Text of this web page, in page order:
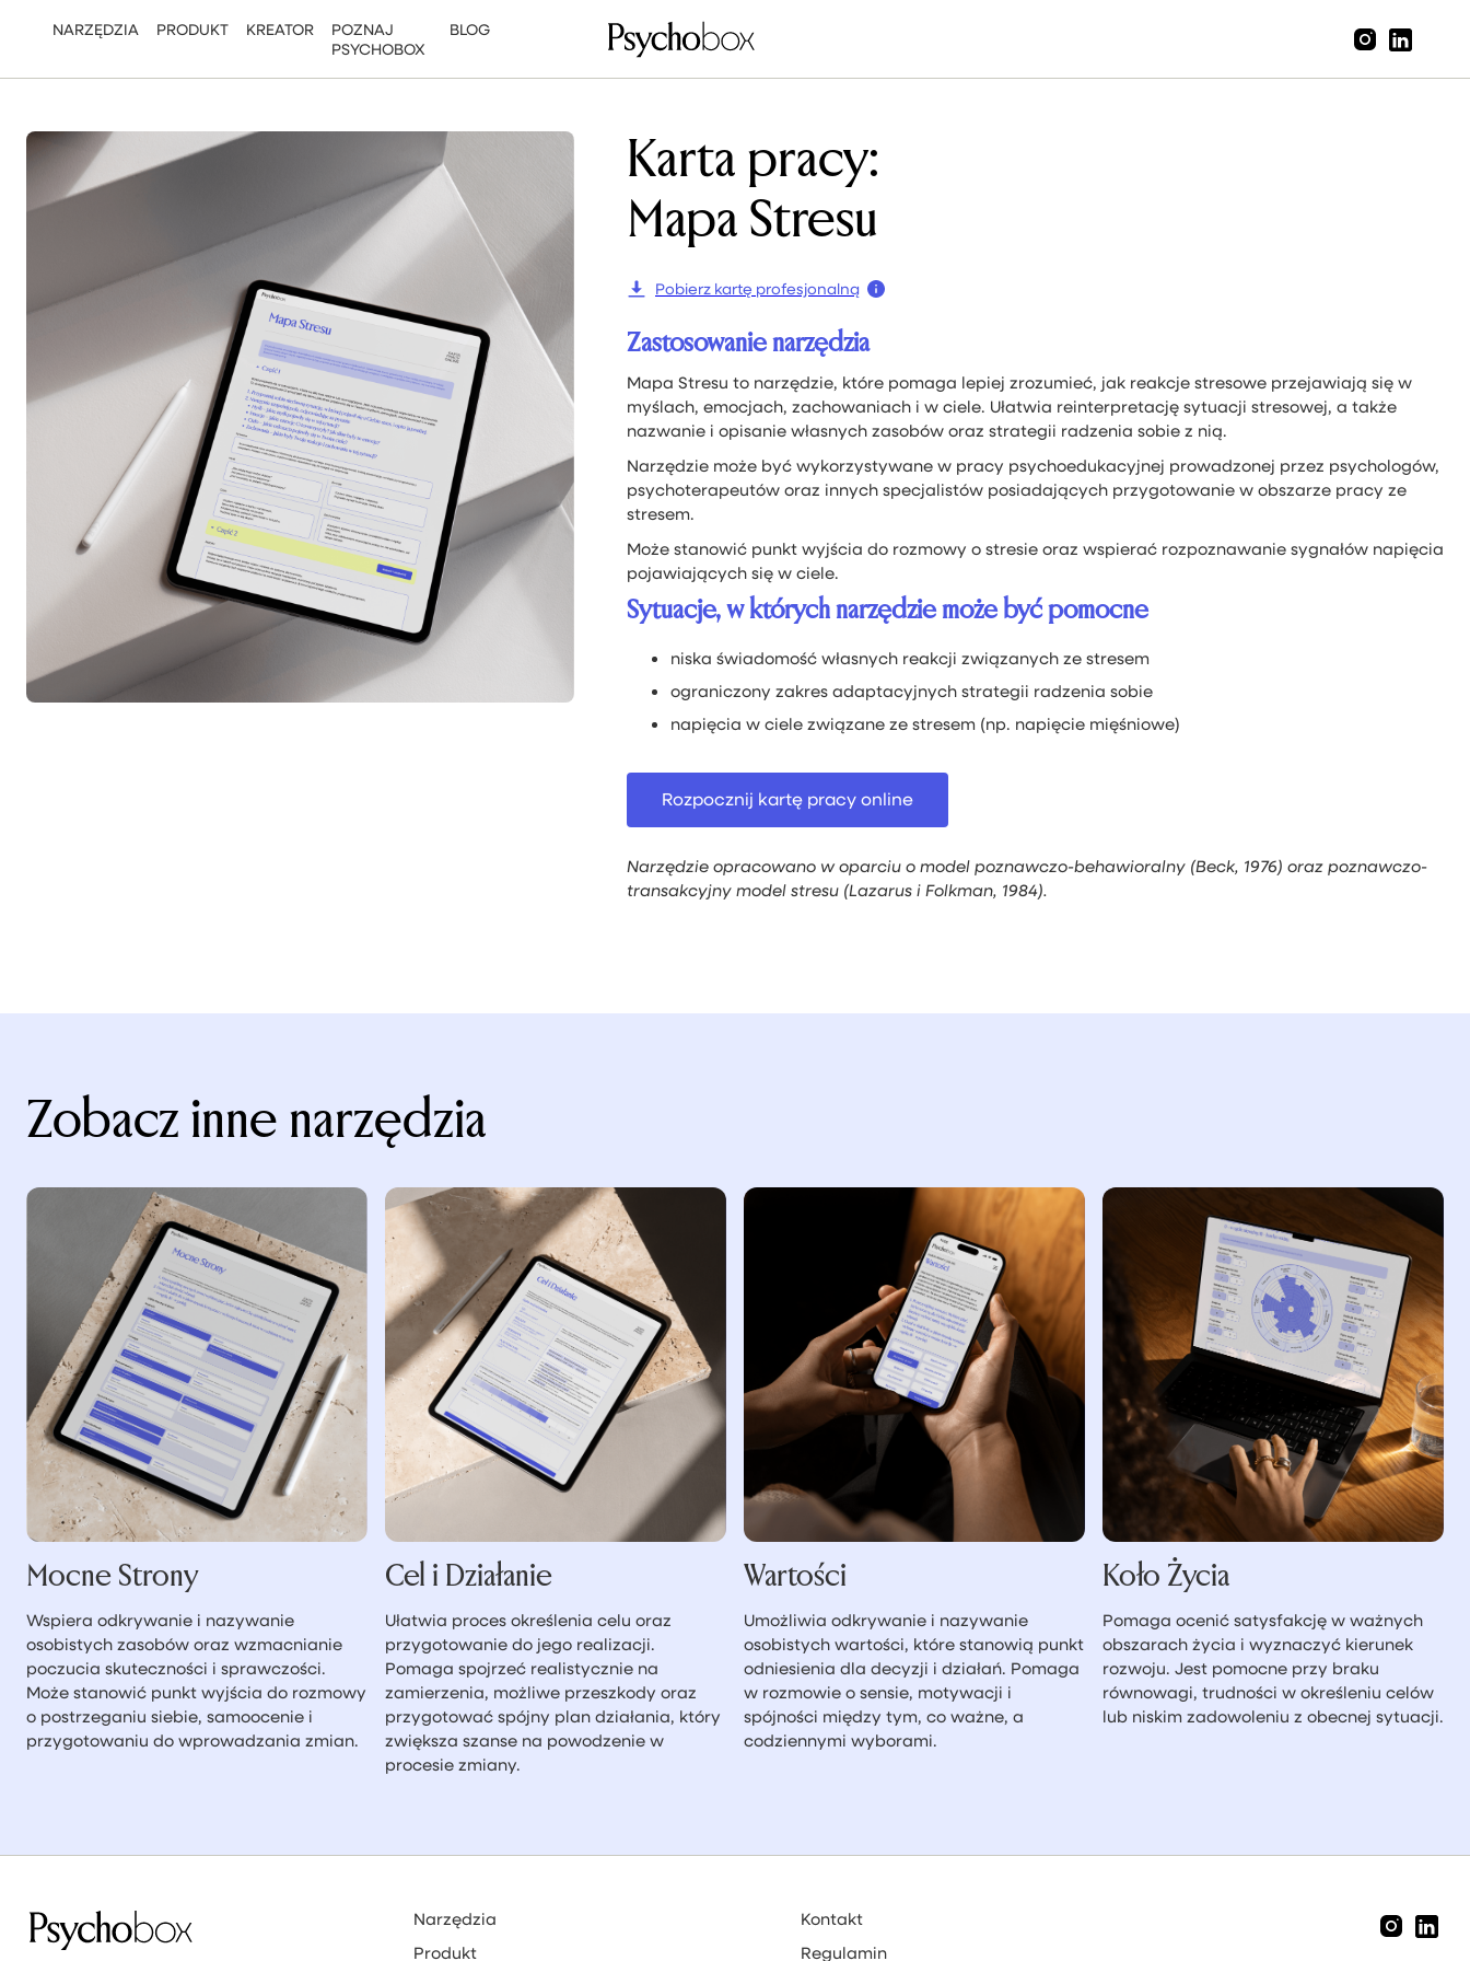
NARZĘDZIA PRODUKT KREATOR
POZNAJ
PSYCHOBOX
BLOG
Karta pracy:
Mapa Stresu
Pobierz kartę profesjonalną
Zastosowanie narzędzia
Mapa Stresu to narzędzie, które pomaga lepiej zrozumieć, jak reakcje stresowe przejawiają się w
myślach, emocjach, zachowaniach i w ciele. Ułatwia reinterpretację sytuacji stresowej, a także
nazwanie i opisanie własnych zasobów oraz strategii radzenia sobie z nią.
Narzędzie może być wykorzystywane w pracy psychoedukacyjnej prowadzonej przez psychologów,
psychoterapeutów oraz innych specjalistów posiadających przygotowanie w obszarze pracy ze
stresem.
Może stanowić punkt wyjścia do rozmowy o stresie oraz wspierać rozpoznawanie sygnałów napięcia
pojawiających się w ciele.
Sytuacje, w których narzędzie może być pomocne
niska świadomość własnych reakcji związanych ze stresem
ograniczony zakres adaptacyjnych strategii radzenia sobie
napięcia w ciele związane ze stresem (np. napięcie mięśniowe)
Rozpocznij kartę pracy online
Narzędzie opracowano w oparciu o model poznawczo-behawioralny (Beck, 1976) oraz poznawczo-
transakcyjny model stresu (Lazarus i Folkman, 1984).
Zobacz inne narzędzia
Mocne Strony
Wspiera odkrywanie i nazywanie
osobistych zasobów oraz wzmacnianie
poczucia skuteczności i sprawczości.
Może stanowić punkt wyjścia do rozmowy
o postrzeganiu siebie, samoocenie i
przygotowaniu do wprowadzania zmian.
Cel i Działanie
Ułatwia proces określenia celu oraz
przygotowanie do jego realizacji.
Pomaga spojrzeć realistycznie na
zamierzenia, możliwe przeszkody oraz
przygotować spójny plan działania, który
zwiększa szanse na powodzenie w
procesie zmiany.
Wartości
Umożliwia odkrywanie i nazywanie
osobistych wartości, które stanowią punkt
odniesienia dla decyzji i działań. Pomaga
w rozmowie o sensie, motywacji i
spójności między tym, co ważne, a
codziennymi wyborami.
Koło Życia
Pomaga ocenić satysfakcję w ważnych
obszarach życia i wyznaczyć kierunek
rozwoju. Jest pomocne przy braku
równowagi, trudności w określeniu celów
lub niskim zadowoleniu z obecnej sytuacji.
Narzędzia
Produkt
Kontakt
Regulamin